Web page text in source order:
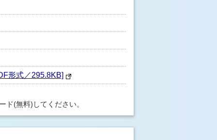
形式／295.8KB]
ド(無料)してください。